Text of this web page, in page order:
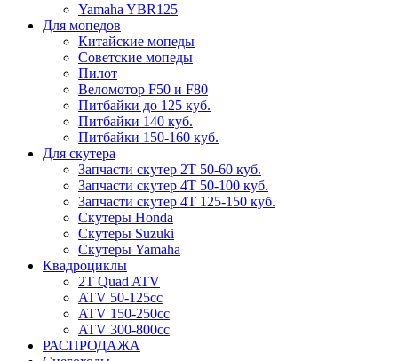
Yamaha YBR125
Для мопедов
Китайские мопеды
Советские мопеды
Пилот
Веломотор F50 и F80
Питбайки до 125 куб.
Питбайки 140 куб.
Питбайки 150-160 куб.
Для скутера
Запчасти скутер 2Т 50-60 куб.
Запчасти скутер 4Т 50-100 куб.
Запчасти скутер 4Т 125-150 куб.
Скутеры Honda
Скутеры Suzuki
Скутеры Yamaha
Квадроциклы
2T Quad ATV
ATV 50-125cc
ATV 150-250cc
ATV 300-800cc
РАСПРОДАЖА